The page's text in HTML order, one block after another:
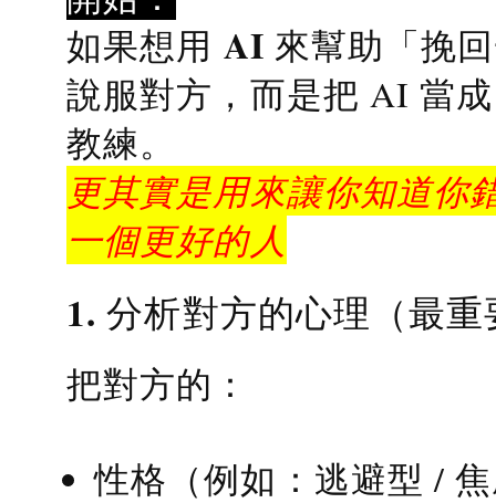
如果想用 AI 來幫助「挽
說服對方，而是把 AI 當
教練。
更其實是用來讓你知道你
一個更好的人
1. 分析對方的心理（最
把對方的：
性格（例如：逃避型 /